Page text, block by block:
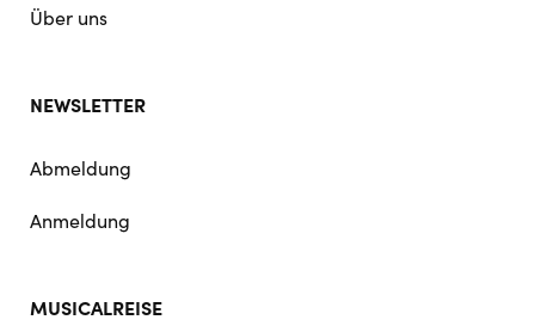
Über uns
NEWSLETTER
Abmeldung
Anmeldung
MUSICALREISE